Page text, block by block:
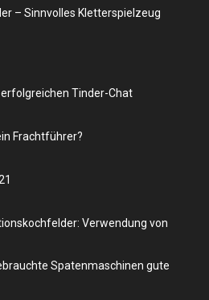
– Sinnvolles Kletterspielzeug
Tinder-Chat
Frachtführer?
Verwendung von
Spatenmaschinen gute